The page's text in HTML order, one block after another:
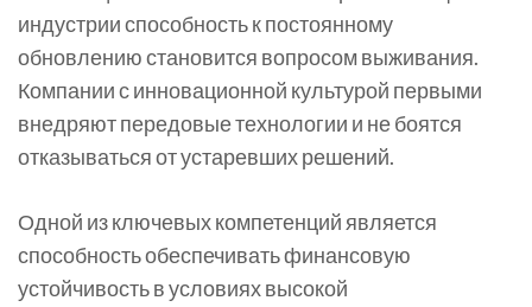
индустрии способность к постоянному
обновлению становится вопросом выживания.
Компании с инновационной культурой первыми
внедряют передовые технологии и не боятся
отказываться от устаревших решений.
Одной из ключевых компетенций является
способность обеспечивать финансовую
устойчивость в условиях высокой